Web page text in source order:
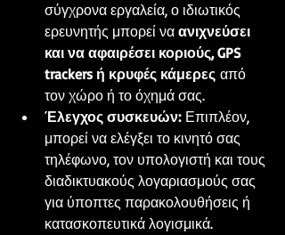
σύγχρονα εργαλεία, ο ιδιωτικός
ερευνητής μπορεί να ανιχνεύσει
και να αφαιρέσει κοριούς, GPS
trackers ή κρυφές κάμερες από
τον χώρο ή το όχημά σας.
Έλεγχος συσκευών: Επιπλέον,
μπορεί να ελέγξει το κινητό σας
τηλέφωνο, τον υπολογιστή και τους
διαδικτυακούς λογαριασμούς σας
για ύποπτες παρακολουθήσεις ή
κατασκοπευτικά λογισμικά.